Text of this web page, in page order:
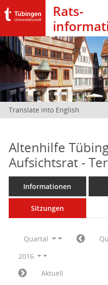
Rats­
Translate into English
Altenhilfe
Aufsichtsrat -
Informationen
Sitzungen
Quartal
2016
Aktuell